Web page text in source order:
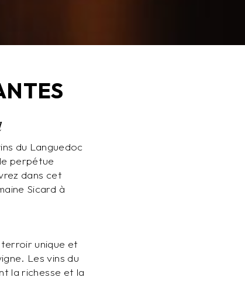
du Languedoc
perpétue
dans cet
Sicard à
unique et
Les vins du
la richesse et la